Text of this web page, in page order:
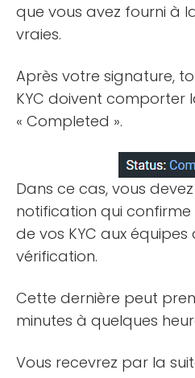
que vous avez fourni à
vraies.
Après votre signature,
KYC doivent comporter
« Completed ».
Dans ce cas, vous
notification qui confirme
de vos KYC aux
vérification.
Cette dernière peut
minutes à quelques
Vous recevrez par la